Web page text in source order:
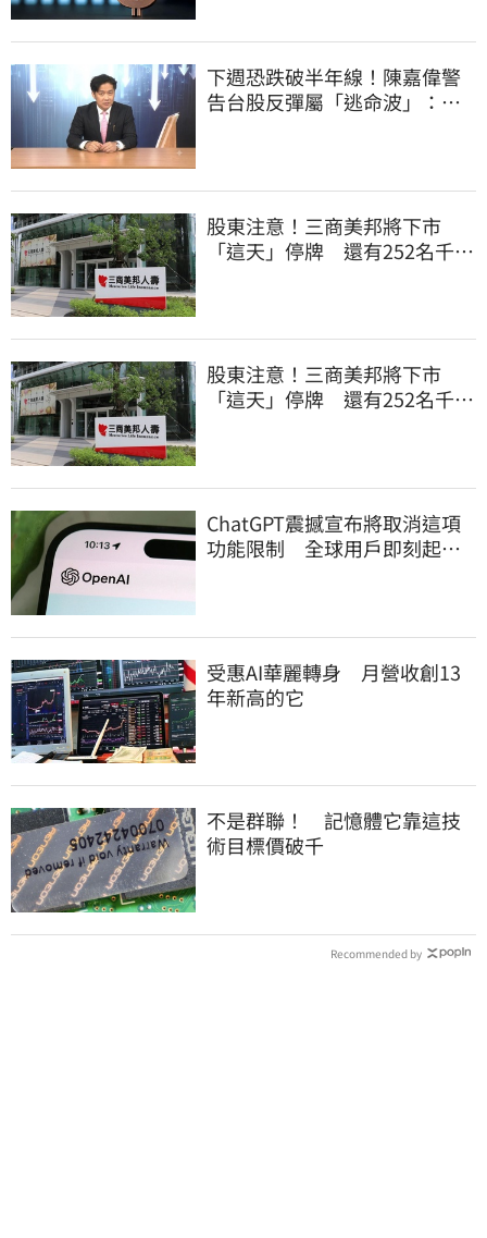
下週恐跌破半年線！陳嘉偉警
告台股反彈屬「逃命波」：空
股東注意！三商美邦將下市
「這天」停牌 還有252名千張
股東注意！三商美邦將下市
「這天」停牌 還有252名千張
ChatGPT震撼宣布將取消這項
功能限制 全球用戶即刻起
受惠AI華麗轉身 月營收創13
年新高的它
不是群聯！ 記憶體它靠這技
術目標價破千
Recommended by